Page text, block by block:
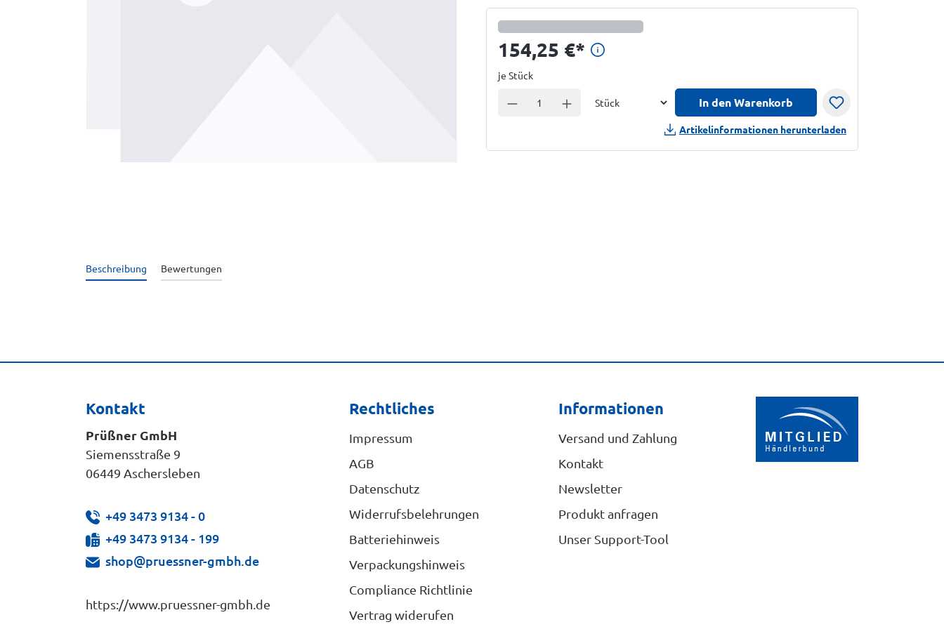
154,25 €* Preisinformationen anzeigen
je Stück
Anzahl verringernAnzahl erhöhen In den Warenkorb
Artikelinformationen herunterladen
Beschreibung Bewertungen
Kontakt
Prüßner GmbH
Siemensstraße 9
06449 Aschersleben
+49 3473 9134 - 0
+49 3473 9134 - 199
shop@pruessner-gmbh.de
https://www.pruessner-gmbh.de
Rechtliches
Impressum
AGB
Datenschutz
Widerrufsbelehrungen
Batteriehinweis
Verpackungshinweis
Compliance Richtlinie
Vertrag widerufen
Informationen
Versand und Zahlung
Kontakt
Newsletter
Produkt anfragen
Unser Support-Tool